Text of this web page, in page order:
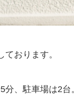
おります。
分、駐車場は2台